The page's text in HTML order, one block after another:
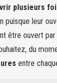
plusieurs
puisque leur
être ouvert
du
entre